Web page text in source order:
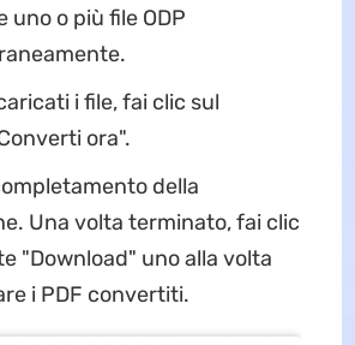
uno o più file ODP
i file, fai clic sul
ora".
della
Una volta terminato, fai clic
"Download" uno alla volta
i PDF convertiti.